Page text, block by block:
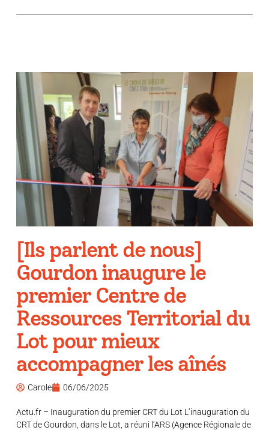
[Ils parlent de nous]
Gourdon inaugure le
premier Centre de
Ressources Territorial du
Lot pour mieux
accompagner les aînés
Carole 06/06/2025
Actu.fr – Inauguration du premier CRT du Lot L’inauguration du
CRT de Gourdon, dans le Lot, a réuni l’ARS (Agence Régionale de